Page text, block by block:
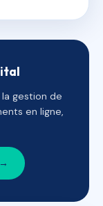
gestion de
en ligne,